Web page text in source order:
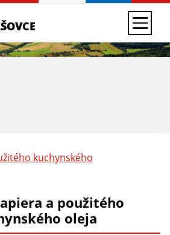
kuchynského
a použitého
oleja